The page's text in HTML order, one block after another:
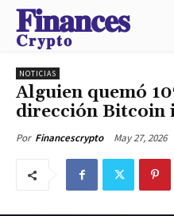
𝐅𝐢𝐧𝐚𝐧𝐜𝐞𝐬
𝐂𝐫𝐲𝐩𝐭𝐨
NOTICIAS
Alguien quemó
dirección Bitcoin
Por Financescrypto May 27, 2026